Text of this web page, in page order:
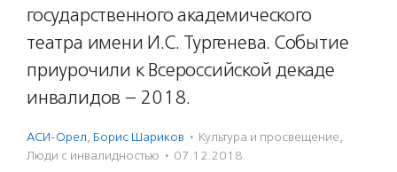
государственного академического
театра имени И.С. Тургенева. Событие
приурочили к Всероссийской декаде
инвалидов – 2018.
АСИ-Орел, Борис Шариков · Культура и просвещение,
Люди с инвалидностью · 07.12.2018